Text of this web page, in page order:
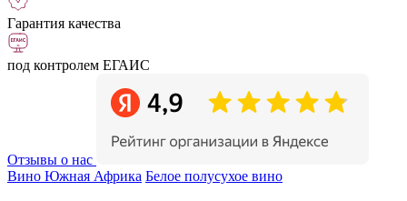
Гарантия качества
под контролем ЕГАИС
Отзывы о нас
Вино Южная Африка Белое полусухое вино